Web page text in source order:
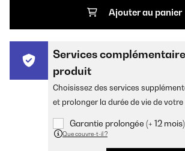
Ajouter au panier
Services
produit
Choisissez des services
et prolonger la durée de vie de
Garantie prolongée (+ 12 mois)
Que couvre-t-il ?